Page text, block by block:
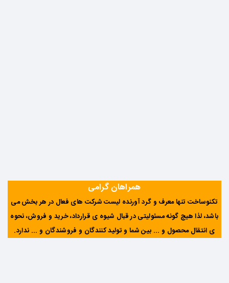
همراهان گرامی
تکنوساخت تنها معرف و گرد آورنده لیست شرکت های فعال در هر بخش می
باشد، لذا هیچ گونه مسئولیتی در قبال شیوه ی قرارداد، خرید و فروش، نحوه
ی انتقال محصول و ... بین شما و تولید کنندگان و فروشندگان و ... ندارد.